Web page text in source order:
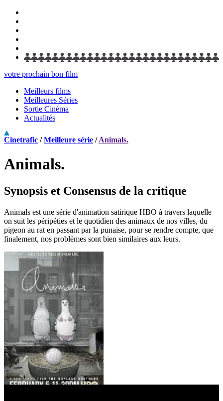
votre prochain bon film
Meilleurs films
Meilleures Séries
Sortie Cinéma
Actualités
Cinetrafic /Meilleure série /Animals.
Animals.
Synopsis et Consensus de la critique
Animals est une série d'animation satirique HBO à travers laquelle
on suit les péripéties et le quotidien des animaux de nos villes, du
pigeon au rat en passant par la punaise, pour se rendre compte, que
finalement, nos problèmes sont bien similaires aux leurs.